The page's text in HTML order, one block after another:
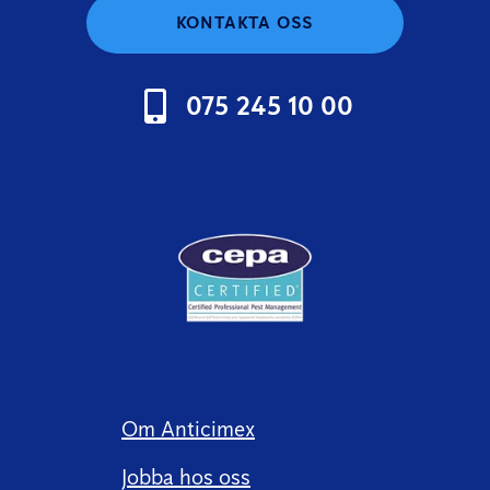
KONTAKTA OSS
075 245 10 00
Om Anticimex
Jobba hos oss